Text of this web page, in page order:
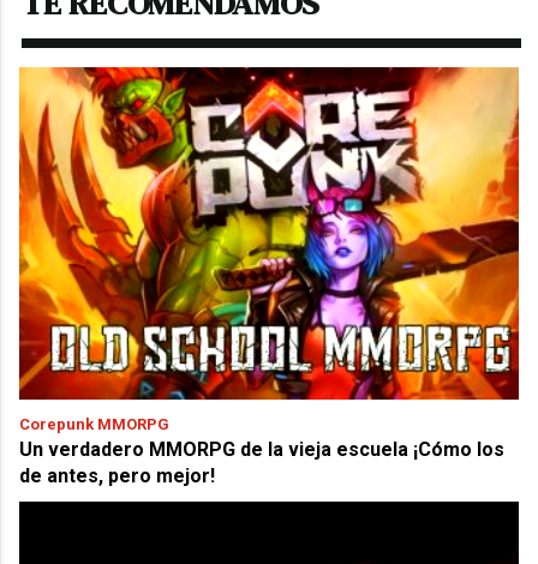
Corepunk MMORPG
Un verdadero MMORPG de la vieja escuela ¡Cómo los
de antes, pero mejor!